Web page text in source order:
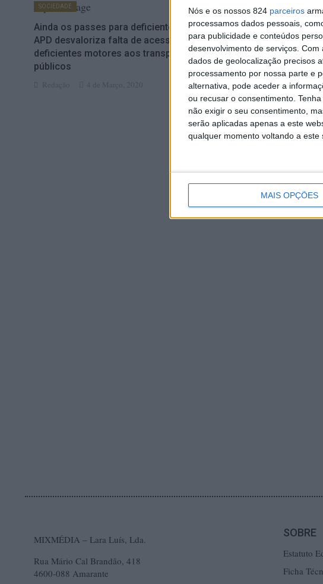
Nós e os nossos 824 parceiros
processamos dados pessoais,
para publicidade e conteúdos
desenvolvimento de serviços. Com
dados de geolocalização precisos
processamento por nossa parte e
alternativa, pode aceder a
ou recusar o consentimento.
não exigir o seu consentimento,
serão aplicadas apenas a este
qualquer momento voltando a este
MAIS OPÇÕES
SOCIEDADE
Ainda os passes para deficientes:
APD desvaloriza falta de acesso de
deficientes motores aos transportes
públicos
Passes para deficientes:
Lemos reage com
perplexidade”
Redação 24 de Fevereiro,
MIXMÉDIA – Lara Luís, Lda.
Rua Mário Cal Brandão, 418
4600-088 Amarante
SOBRE
Estatuto
Ficha